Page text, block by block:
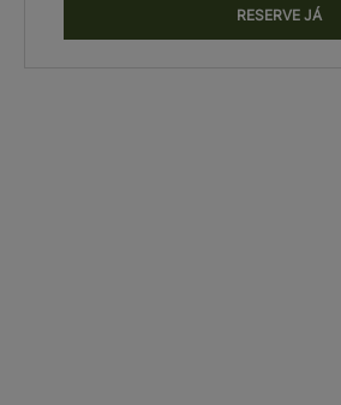
RESERVE JÁ